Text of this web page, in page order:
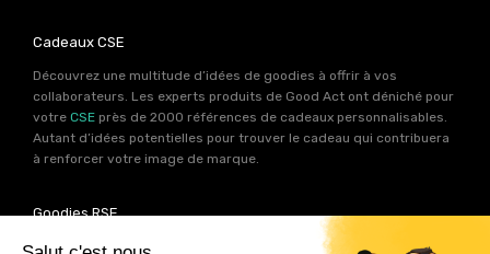
Cadeaux CSE
Découvrez une multitude d’idées de goodies à offrir à vos
collaborateurs. Les experts produits de Good Act ont déniché pour
votre CSE près de 2000 références de cadeaux personnalisables.
Autant d’idées potentielles pour trouver le cadeau qui contribuera
à renforcer votre image de marque.
Goodies RSE
Vous souhaitez communiquer en accord avec vos valeurs ? Ca